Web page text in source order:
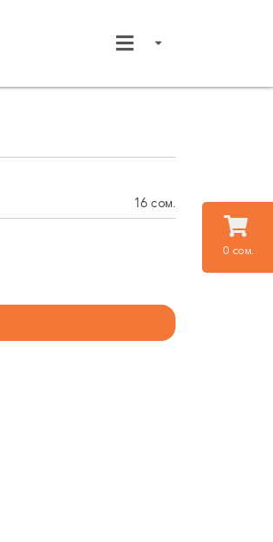
0 сом.
16 сом.